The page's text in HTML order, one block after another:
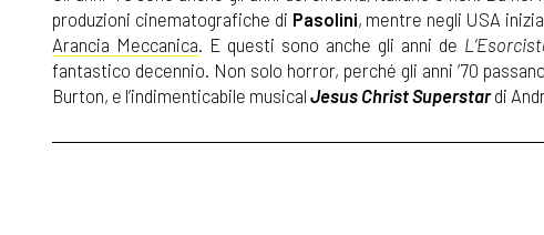
produzioni cinematografiche di Pasolini, mentre negli USA
Arancia Meccanica. E questi sono anche gli anni de
fantastico decennio. Non solo horror, perché gli anni ’70
Burton, e l’indimenticabile musical Jesus Christ Superstardi